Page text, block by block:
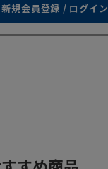
新規会員登録 / ログイン